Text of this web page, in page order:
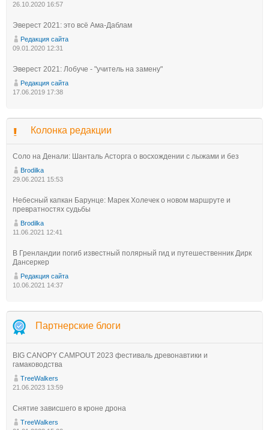
26.10.2020 16:57
Эверест 2021: это всё Ама-Даблам
Редакция сайта
09.01.2020 12:31
Эверест 2021: Лобуче - "учитель на замену"
Редакция сайта
17.06.2019 17:38
Колонка редакции
Соло на Денали: Шанталь Асторга о восхождении с лыжами и без
Brodilka
29.06.2021 15:53
Небесный капкан Барунце: Марек Холечек о новом маршруте и
превратностях судьбы
Brodilka
11.06.2021 12:41
В Гренландии погиб известный полярный гид и путешественник Дирк
Дансеркер
Редакция сайта
10.06.2021 14:37
Партнерские блоги
BIG CANOPY CAMPOUT 2023 фестиваль древонавтики и
гамаководства
TreeWalkers
21.06.2023 13:59
Снятие зависшего в кроне дрона
TreeWalkers